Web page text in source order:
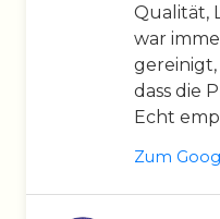
Qualität,
war
dass die
Echt
Zum